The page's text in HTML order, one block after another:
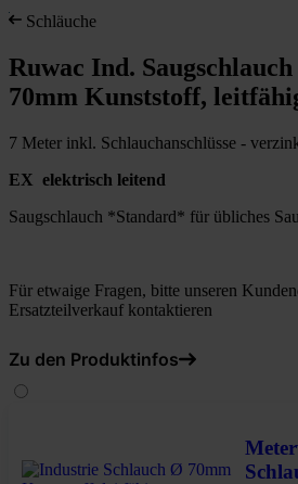
Schläuche
Ruwac Ind.
70mm Kunststoff,
7 Meter inkl. Schlauchanschlüsse -
EX elektrisch leitend
Saugschlauch *Standard* für übliches
Für etwaige Fragen, bitte unseren
Ersatzteilverkauf kontaktieren
Zu den Produktinfos